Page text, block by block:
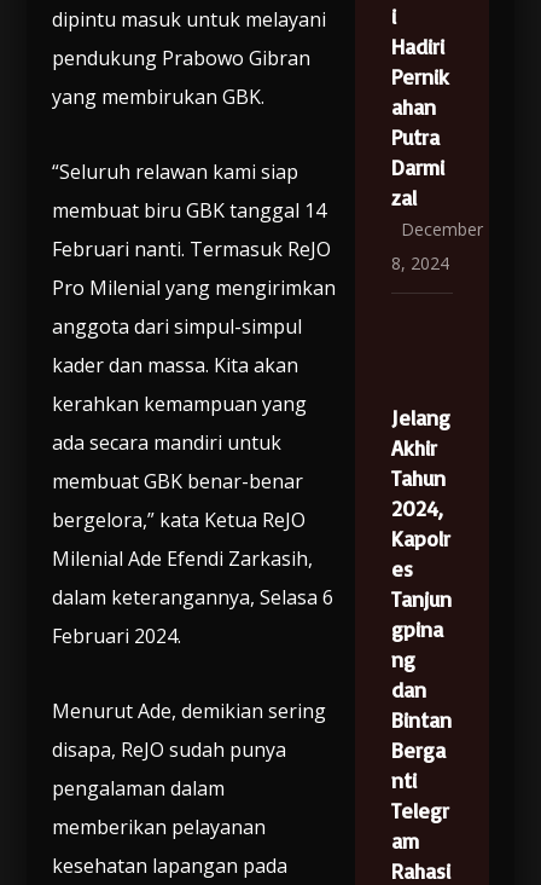
dipintu masuk untuk melayani
pendukung Prabowo Gibran
yang membirukan GBK.
“Seluruh relawan kami siap
membuat biru GBK tanggal 14
Februari nanti. Termasuk ReJO
Pro Milenial yang mengirimkan
anggota dari simpul-simpul
kader dan massa. Kita akan
kerahkan kemampuan yang
ada secara mandiri untuk
membuat GBK benar-benar
bergelora,” kata Ketua ReJO
Milenial Ade Efendi Zarkasih,
dalam keterangannya, Selasa 6
Februari 2024.
Menurut Ade, demikian sering
disapa, ReJO sudah punya
pengalaman dalam
memberikan pelayanan
kesehatan lapangan pada
i
Hadiri
Pernik
ahan
Putra
Darmi
zal
December
8, 2024
Jelang
Akhir
Tahun
2024,
Kapolr
es
Tanjun
gpina
ng
dan
Bintan
Berga
nti
Telegr
am
Rahasi